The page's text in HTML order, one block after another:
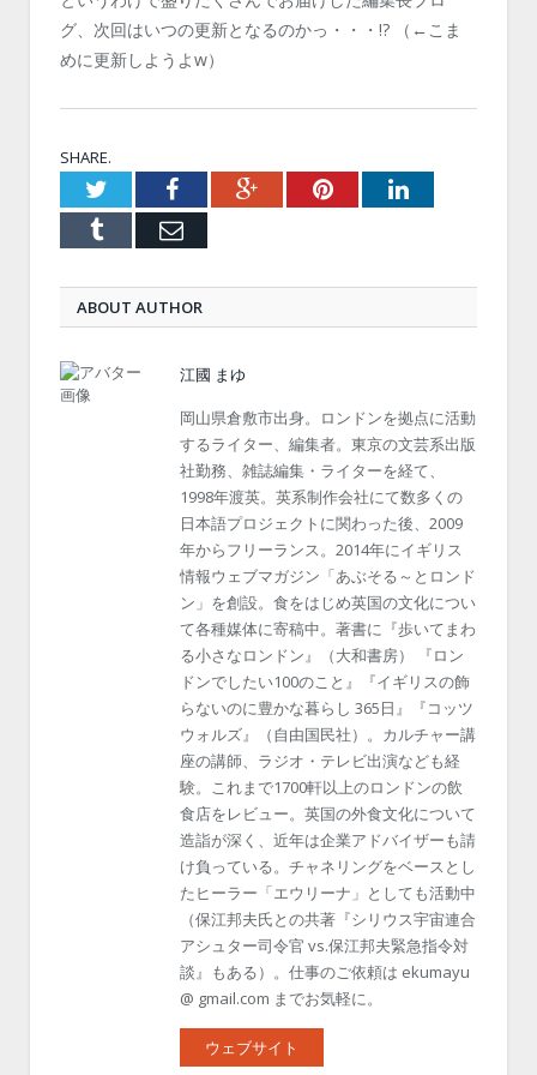
グ、次回はいつの更新となるのかっ・・・!? （←こま
めに更新しようよw）
SHARE.
TwitterFacebookGoogle+PinterestLinkedIn
Tumblr Email
ABOUT AUTHOR
江國 まゆ
岡山県倉敷市出身。ロンドンを拠点に活動
するライター、編集者。東京の文芸系出版
社勤務、雑誌編集・ライターを経て、
1998年渡英。英系制作会社にて数多くの
日本語プロジェクトに関わった後、2009
年からフリーランス。2014年にイギリス
情報ウェブマガジン「あぶそる～とロンド
ン」を創設。食をはじめ英国の文化につい
て各種媒体に寄稿中。著書に『歩いてまわ
る小さなロンドン』（大和書房） 『ロン
ドンでしたい100のこと』『イギリスの飾
らないのに豊かな暮らし 365日』『コッツ
ウォルズ』（自由国民社）。カルチャー講
座の講師、ラジオ・テレビ出演なども経
験。これまで1700軒以上のロンドンの飲
食店をレビュー。英国の外食文化について
造詣が深く、近年は企業アドバイザーも請
け負っている。チャネリングをベースとし
たヒーラー「エウリーナ」としても活動中
（保江邦夫氏との共著『シリウス宇宙連合
アシュター司令官 vs.保江邦夫緊急指令対
談』もある）。仕事のご依頼は ekumayu
@ gmail.com までお気軽に。
ウェブサイト